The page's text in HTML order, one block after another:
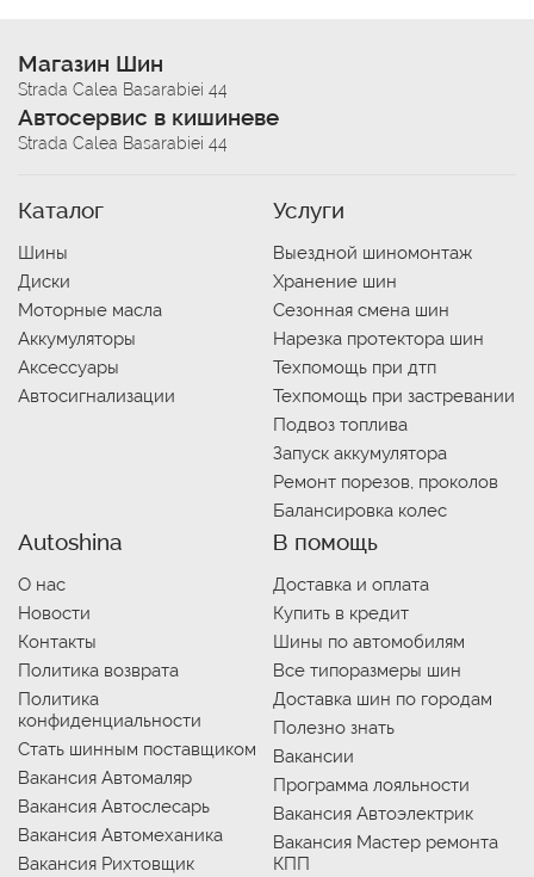
Магазин Шин
Strada Calea Basarabiei 44
Автосервис в кишиневе
Strada Calea Basarabiei 44
Каталог
Шины
Диски
Моторные масла
Аккумуляторы
Аксессуары
Автосигнализации
Услуги
Выездной шиномонтаж
Хранение шин
Сезонная смена шин
Нарезка протектора шин
Техпомощь при дтп
Техпомощь при застревании
Подвоз топлива
Запуск аккумулятора
Ремонт порезов, проколов
Балансировка колес
Autoshina
О нас
Новости
Контакты
Политика возврата
Политика
конфиденциальности
Стать шинным поставщиком
Вакансия Автомаляр
Вакансия Автослесарь
Вакансия Автомеханика
Вакансия Рихтовщик
В помощь
Доставка и оплата
Купить в кредит
Шины по автомобилям
Все типоразмеры шин
Доставка шин по городам
Полезно знать
Вакансии
Программа лояльности
Вакансия Автоэлектрик
Вакансия Мастер ремонта
КПП